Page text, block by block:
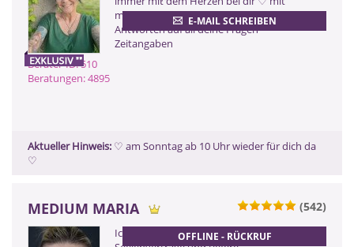
Berater-ID: 510
Beratungen: 4895
E-MAIL SCHREIBEN
meinen Lenormandkarten finden wir
Antworten auf all deine Fragen -
Zeitangaben
Aktueller Hinweis: ♡ am Sonntag ab 10 Uhr wieder für dich da
♡
MEDIUM MARIA (542)
OFFLINE - RÜCKRUF
0900 899 44 55 - 505
(2,99 €/Min)
Ich erkenne karmische Muster,